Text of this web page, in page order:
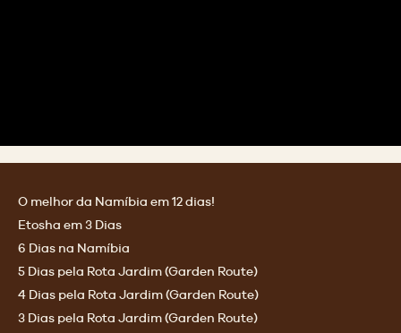
O melhor da Namíbia em 12 dias!
Etosha em 3 Dias
6 Dias na Namíbia
5 Dias pela Rota Jardim (Garden Route)
4 Dias pela Rota Jardim (Garden Route)
3 Dias pela Rota Jardim (Garden Route)